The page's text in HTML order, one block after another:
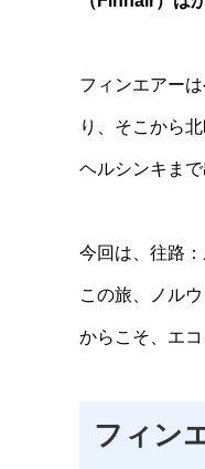
フィンエアー
り、そこから
ヘルシンキま
今回は、往路
この旅、ノル
からこそ、エ
フィン